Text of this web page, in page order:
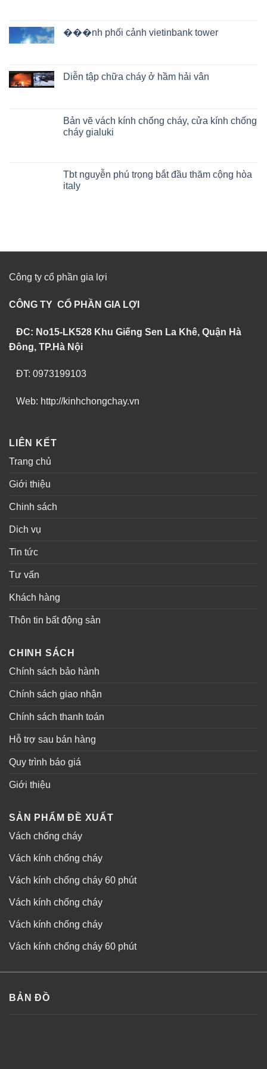
���nh phối cảnh vietinbank tower
Diễn tập chữa cháy ở hầm hải vân
Bản vẽ vách kính chống cháy, cửa kính chống
cháy gialuki
Tbt nguyễn phú trọng bắt đầu thăm cộng hòa
italy
Công ty cổ phần gia lợi
CÔNG TY CỔ PHẦN GIA LỢI
ĐC: No15-LK528 Khu Giếng Sen La Khê, Quận Hà
Đông, TP.Hà Nội
ĐT: 0973199103
Web: http://kinhchongchay.vn
LIÊN KẾT
Trang chủ
Giới thiệu
Chinh sách
Dich vụ
Tin tức
Tư vấn
Khách hàng
Thôn tin bất động sản
CHINH SÁCH
Chính sách bảo hành
Chính sách giao nhận
Chính sách thanh toán
Hỗ trợ sau bán hàng
Quy trình báo giá
Giới thiệu
SẢN PHẨM ĐỀ XUẤT
Vách chống cháy
Vách kính chống cháy
Vách kính chống cháy 60 phút
Vách kính chống cháy
Vách kính chống cháy
Vách kính chống cháy 60 phút
BẢN ĐỒ